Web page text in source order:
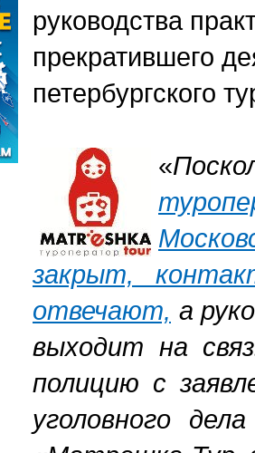
руководства
прекратившего
петербургского
«
закрыт,
отвечают, а
выходит на
полицию с
уголовного